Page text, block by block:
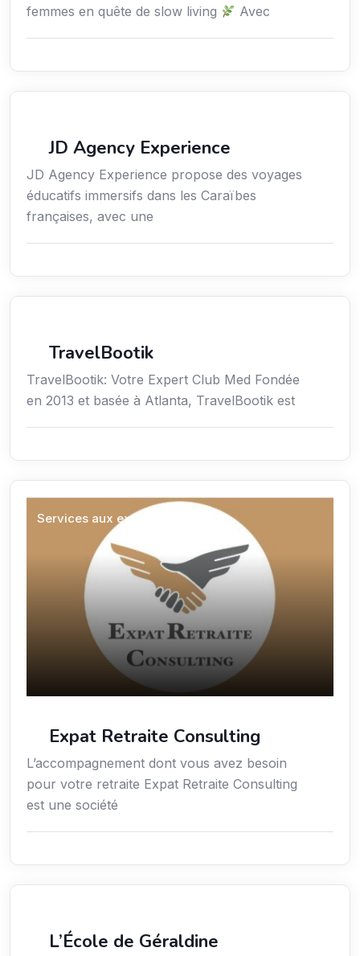
femmes en quête de slow living
Avec
JD Agency Experience
JD Agency Experience propose des voyages
éducatifs immersifs dans les Caraïbes
françaises, avec une
TravelBootik
TravelBootik: Votre Expert Club Med Fondée
en 2013 et basée à Atlanta, TravelBootik est
Services aux expatriés
Expat Retraite Consulting
L’accompagnement dont vous avez besoin
pour votre retraite Expat Retraite Consulting
est une société
L’École de Géraldine